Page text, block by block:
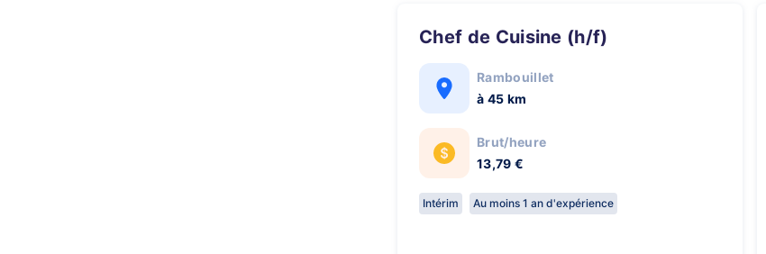
Chef de Cuisine (h/f)
Rambouillet
à 45 km
Brut/heure
13,79 €
Intérim Au moins 1 an d'expérience